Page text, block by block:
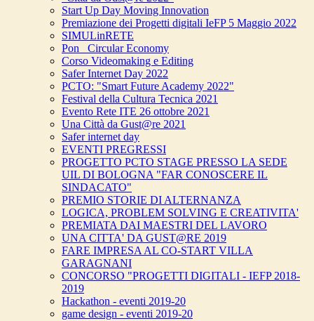
Start Up Day Moving Innovation
Premiazione dei Progetti digitali IeFP 5 Maggio 2022
SIMULinRETE
Pon_ Circular Economy
Corso Videomaking e Editing
Safer Internet Day 2022
PCTO: "Smart Future Academy 2022"
Festival della Cultura Tecnica 2021
Evento Rete ITE 26 ottobre 2021
Una Città da Gust@re 2021
Safer internet day
EVENTI PREGRESSI
PROGETTO PCTO STAGE PRESSO LA SEDE
UIL DI BOLOGNA "FAR CONOSCERE IL
SINDACATO"
PREMIO STORIE DI ALTERNANZA
LOGICA, PROBLEM SOLVING E CREATIVITA'
PREMIATA DAI MAESTRI DEL LAVORO
UNA CITTA' DA GUST@RE 2019
FARE IMPRESA AL CO-START VILLA
GARAGNANI
CONCORSO "PROGETTI DIGITALI - IEFP 2018-
2019
Hackathon - eventi 2019-20
game design - eventi 2019-20